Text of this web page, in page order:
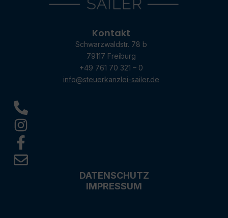
Kontakt
Schwarzwaldstr. 78 b
79117 Freiburg
+49 761 70 321 – 0
info@steuerkanzlei-sailer.de
DATENSCHUTZ
IMPRESSUM